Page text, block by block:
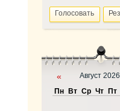
« Август 2026
Пн Вт Ср Чт Пт